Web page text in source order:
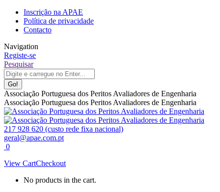
Skip
content
Inscrição na APAE
Política de privacidade
Contacto
Navigation
Registe-se
Facebook
page
opens
in
new
window
Linkedin
page
opens
in
new
window
Instagram
page
opens
in
new
window
Search:
Pesquisar
Associação Portuguesa dos Peritos Avaliadores de Engenharia
Associação Portuguesa dos Peritos Avaliadores de Engenharia
217 928 620 (custo rede fixa nacional)
geral@apae.com.pt
0
View CartCheckout
No products in the cart.